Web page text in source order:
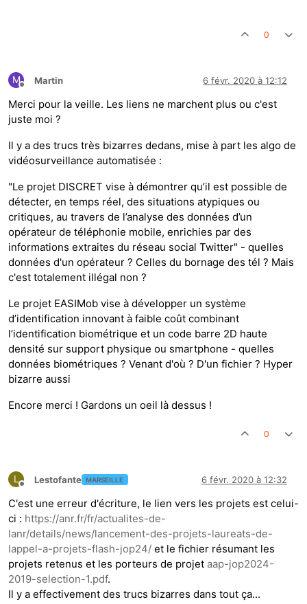
0
M
Hors-ligne
Martin 6 févr. 2020 à 12:12
Merci pour la veille. Les liens ne marchent plus ou c'est
juste moi ?
Il y a des trucs très bizarres dedans, mise à part les algo de
vidéosurveillance automatisée :
"Le projet DISCRET vise à démontrer qu’il est possible de
détecter, en temps réel, des situations atypiques ou
critiques, au travers de l’analyse des données d’un
opérateur de téléphonie mobile, enrichies par des
informations extraites du réseau social Twitter" - quelles
données d'un opérateur ? Celles du bornage des tél ? Mais
c'est totalement illégal non ?
Le projet EASIMob vise à développer un système
d’identification innovant à faible coût combinant
l’identification biométrique et un code barre 2D haute
densité sur support physique ou smartphone - quelles
données biométriques ? Venant d'où ? D'un fichier ? Hyper
bizarre aussi
Encore merci ! Gardons un oeil là dessus !
0
L
Hors-ligne
Lestofante MARSEILLE 6 févr. 2020 à 12:32
C'est une erreur d'écriture, le lien vers les projets est celui-
ci : https://anr.fr/fr/actualites-de-
lanr/details/news/lancement-des-projets-laureats-de-
lappel-a-projets-flash-jop24/ et le fichier résumant les
projets retenus et les porteurs de projet aap-jop2024-
2019-selection-1.pdf.
Il y a effectivement des trucs bizarres dans tout ça...